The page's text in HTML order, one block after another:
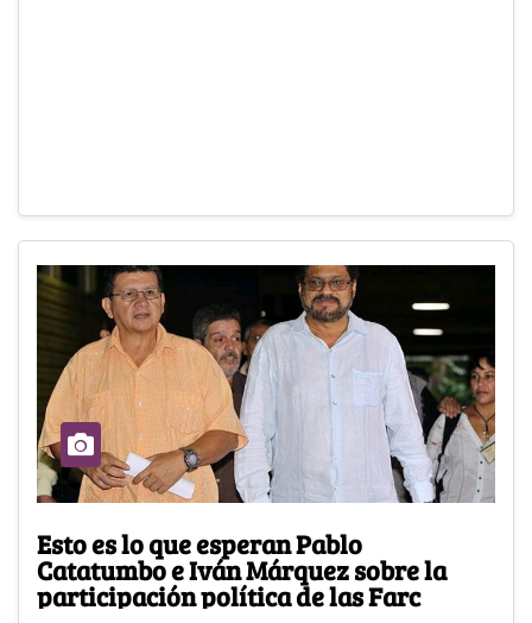
Esto es lo que esperan Pablo
Catatumbo e Iván Márquez sobre la
participación política de las Farc